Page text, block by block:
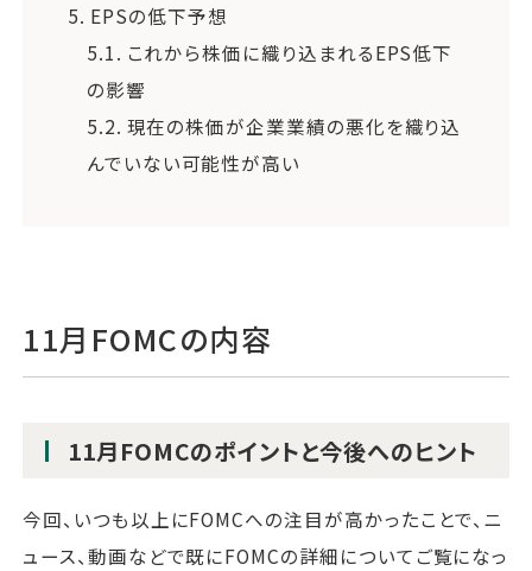
5. EPSの低下予想
5.1. これから株価に織り込まれるEPS低下
の影響
5.2. 現在の株価が企業業績の悪化を織り込
んでいない可能性が高い
11月FOMCの内容
11月FOMCのポイントと今後へのヒント
今回、いつも以上にFOMCへの注目が高かったことで、ニ
ュース、動画などで既にFOMCの詳細についてご覧になっ